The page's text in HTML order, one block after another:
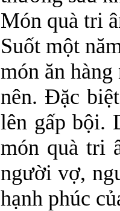
Món quà tri
Suốt một
món ăn
nên. Đặc
lên gấp bội.
món quà tri
người vợ,
hạnh phúc